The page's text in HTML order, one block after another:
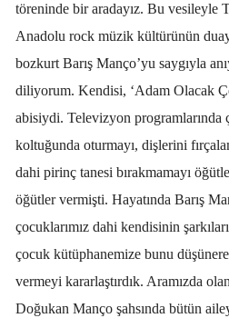
töreninde bir aradayız. Bu vesileyle
Anadolu rock müzik kültürünün
bozkurt Barış Manço’yu saygıyla
diliyorum. Kendisi, ‘Adam Olacak
abisiydi. Televizyon programlarında
koltuğunda oturmayı, dişlerini
dahi pirinç tanesi bırakmamayı
öğütler vermişti. Hayatında Barış
çocuklarımız dahi kendisinin
çocuk kütüphanemize bunu
vermeyi kararlaştırdık. Aramızda
Doğukan Manço şahsında bütün